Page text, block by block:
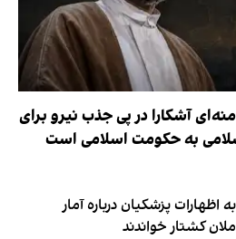
آشکارا در پی جذب نیرو برای
به حکومت اسلامی است
پزشکیان درباره آمار
کشتار خواندند